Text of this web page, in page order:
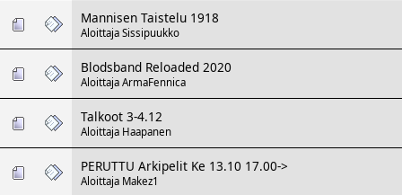
Mannisen Taistelu 1918
Aloittaja Sissipuukko
Blodsband Reloaded 2020
Aloittaja ArmaFennica
Talkoot 3-4.12
Aloittaja Haapanen
PERUTTU Arkipelit Ke 13.10 17.00->
Aloittaja Makez1